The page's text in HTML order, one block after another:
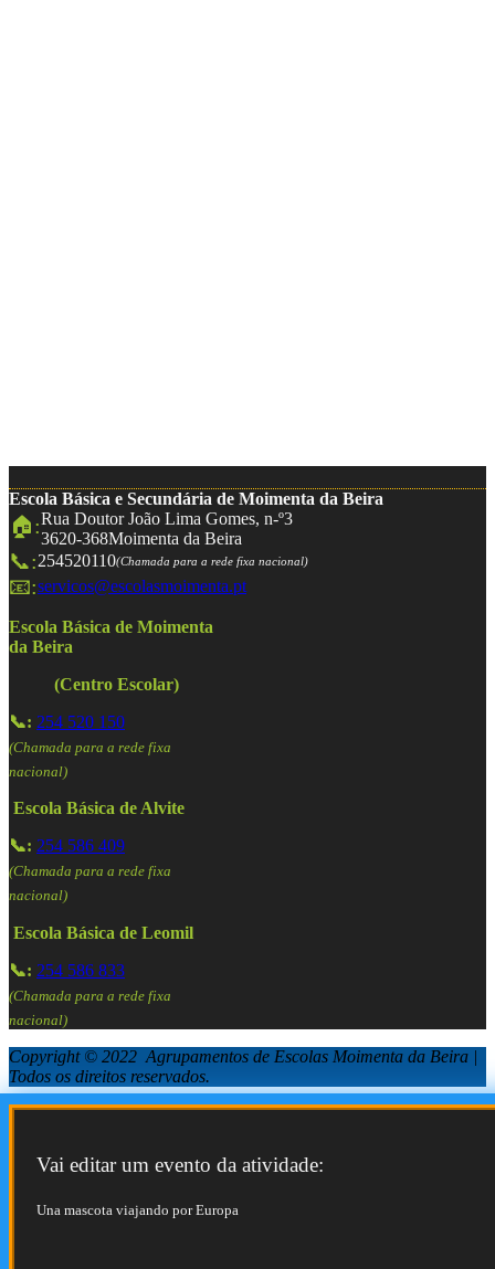
Escola Básica e Secundária de Moimenta da Beira
🏠:Rua Doutor João Lima Gomes, n-º3
3620-368Moimenta da Beira
📞:254520110(Chamada para a rede fixa nacional)
📧:servicos@escolasmoimenta.pt
Escola Básica de Moimenta
da Beira
(Centro Escolar)
📞: 254 520 150
(Chamada para a rede fixa
nacional)
Escola Básica de Alvite
📞: 254 586 409
(Chamada para a rede fixa
nacional)
Escola Básica de Leomil
📞: 254 586 833
(Chamada para a rede fixa
nacional)
Copyright © 2022 Agrupamentos de Escolas Moimenta da Beira |
Todos os direitos reservados.
Vai editar um evento da atividade:
Una mascota viajando por Europa